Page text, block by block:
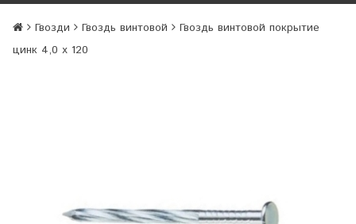
Гвозди Гвоздь винтовой
Гвоздь винтовой покрытие
цинк 4,0 х 120